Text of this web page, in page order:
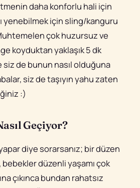
daha konforlu hali için
yenebilmek için sling/kanguru
çok huzursuz ve
koyduktan yaklaşık 5 dk
de bunun nasıl olduğuna
siz de taşıyın yahu zaten
:)
Geçiyor?
diye sorarsanız; bir düzen
düzenli yaşamı çok
çıkınca bundan rahatsız